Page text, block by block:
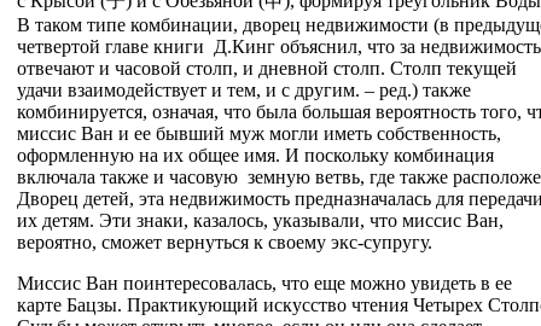
В таком типе комбинации, дворец недвижимости (в
четвертой главе книги Д.Кинг объяснил, что за недвижимость
отвечают и часовой столп, и дневной столп. Столп текущей
удачи взаимодействует и тем, и с другим. – ред.) также
комбинируется, означая, что была большая вероятность того,
миссис Ван и ее бывший муж могли иметь собственность,
оформленную на их общее имя. И поскольку комбинация
включала также и часовую земную ветвь, где также
Дворец детей, эта недвижимость предназначалась для
их детям. Эти знаки, казалось, указывали, что миссис Ван,
вероятно, сможет вернуться к своему экс-супругу.
Миссис Ван поинтересовалась, что еще можно увидеть в ее
карте Бацзы. Практикующий искусство чтения Четырех